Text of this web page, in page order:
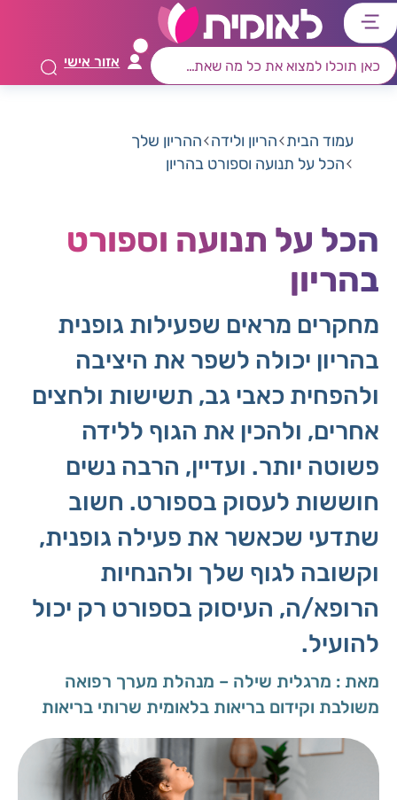
דלג
לתפריט
ראשי
דלג
לרכיב
חיפוש
דלג
לתוכן
מרכזי
דלג
לאזור
קישורים
אזור אישי
עמוד הבית הריון ולידה ההריון שלך
הכל על תנועה וספורט בהריון
הכל על תנועה וספורט
בהריון
מחקרים מראים שפעילות גופנית
בהריון יכולה לשפר את היציבה
ולהפחית כאבי גב, תשישות ולחצים
אחרים, ולהכין את הגוף ללידה
פשוטה יותר. ועדיין, הרבה נשים
חוששות לעסוק בספורט. חשוב
שתדעי שכאשר את פעילה גופנית,
וקשובה לגוף שלך ולהנחיות
הרופא/ה, העיסוק בספורט רק יכול
להועיל.
מאת : מרגלית שילה – מנהלת מערך רפואה
משולבת וקידום בריאות בלאומית שרותי בריאות